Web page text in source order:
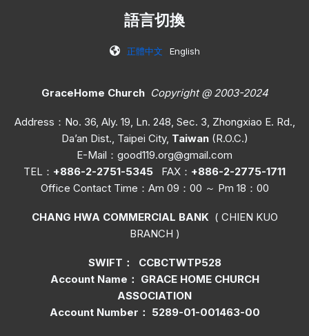
語言切換
正體中文 English
GraceHome Church Copyright @ 2003-2024
Address：No. 36, Aly. 19, Ln. 248, Sec. 3, Zhongxiao E. Rd.,
Da’an Dist., Taipei City, Taiwan (R.O.C.)
E-Mail： good119.org@gmail.com
TEL： +886-2-2751-5345 FAX： +886-2-2775-1711
Office Contact Time ：Am 09：00 ～ Pm 18：00
CHANG HWA COMMERCIAL BANK ( CHIEN KUO
BRANCH )
SWIFT： CCBCTWTP528
Account Name： GRACE HOME CHURCH
ASSOCIATION
Account Number： 5289-01-001463-00